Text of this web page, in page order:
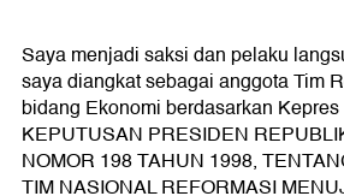
Saya menjadi saksi dan pelaku
saya diangkat sebagai anggota Tim
bidang Ekonomi berdasarkan
KEPUTUSAN PRESIDEN
NOMOR 198 TAHUN 1998,
TIM NASIONAL REFORMASI